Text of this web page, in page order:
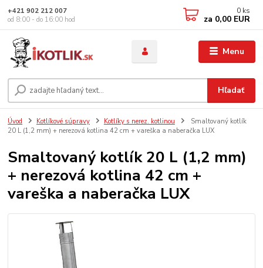
Menu
Hľadať
+421 902 212 007
od 8:00 - do 16:00 hod
0 ks
za 0,00 EUR
Úvod Kotlíkové súpravy Kotlíky s nerez. kotlinou
Smaltovaný kotlík
20 L (1,2 mm) + nerezová kotlina 42 cm + vareška a naberačka LUX
Smaltovaný kotlík 20 L (1,2 mm)
+ nerezová kotlina 42 cm +
vareška a naberačka LUX